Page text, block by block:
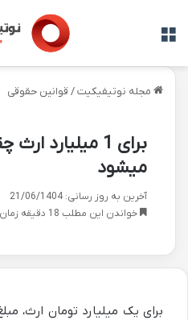
مجله نوتیفیکیت/ قوانین حقوقی
برای 1
میشود
آخرین به روز رسانی: 21/06/1404
خواندن این مطلب 18 دقیقه زمان میبرد
برای یک میلیارد تومان ارث،